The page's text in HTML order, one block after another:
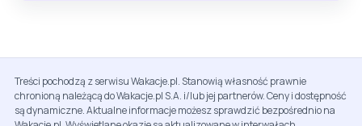
Treści pochodzą z serwisu Wakacje.pl. Stanowią własność prawnie
chronioną należącą do Wakacje.pl S.A. i/lub jej partnerów. Ceny i dostępność
są dynamiczne. Aktualne informacje możesz sprawdzić bezpośrednio na